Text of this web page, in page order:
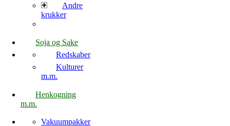
Andre
krukker
Soja og Sake
Redskaber
Kulturer
m.m.
Henkogning
m.m.
Vakuumpakker